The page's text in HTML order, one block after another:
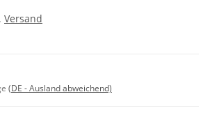
Versand
(DE - Ausland abweichend)